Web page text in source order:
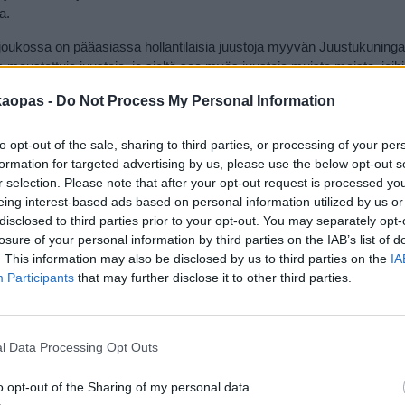
- Do Not Process My Personal Information
opt-out of the sale, sharing to third parties, or processing of your
for targeted advertising by us, please use the below opt-out
selection. Please note that after your opt-out request is processed
interest-based ads based on personal information utilized by us
to third parties prior to your opt-out. You may separately
of your personal information by third parties on the IAB’s list of
This information may also be disclosed by us to third parties on the
Participants that may further disclose it to other third parties.
Data Processing Opt Outs
opt-out of the Sharing of my personal data.
on pääasiassa hollantilaisia juustoja myyvän
juustoja, ja sieltä saa myös juustoja muista maista,
jotka on mukava huuhtoa alas noin kymmenellä eri
12–17.
takia sinne voi hyvin pelkästään lähteä. Siellä on myös lukuisia
Läheskään kaikki liikkeet eivät ole sunnuntaina avoinna, joten
ilmoituksen jälkeen